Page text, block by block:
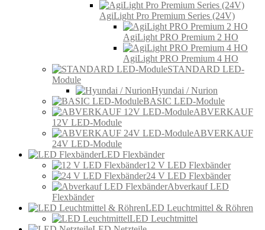
AgiLight Pro Premium Series (24V)
AgiLight PRO Premium 2 HO
AgiLight PRO Premium 4 HO
STANDARD LED-
Module
Hyundai / Nurion
BASIC LED-Module
ABVERKAUF
12V LED-Module
ABVERKAUF
24V LED-Module
LED Flexbänder
12 V LED Flexbänder
24 V LED Flexbänder
Abverkauf LED
Flexbänder
LED Leuchtmittel & Röhren
LED Leuchtmittel